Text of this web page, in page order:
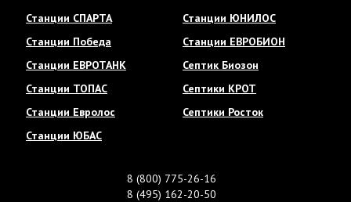
Станции СПАРТА
Станции Победа
Станции ЕВРОТАНК
Станции ТОПАС
Станции Евролос
Станции ЮБАС
Станции ЮНИЛОС
Станции ЕВРОБИОН
Септик Биозон
Септики КРОТ
Септики Росток
8 (800) 775-26-16
8 (495) 162-20-50